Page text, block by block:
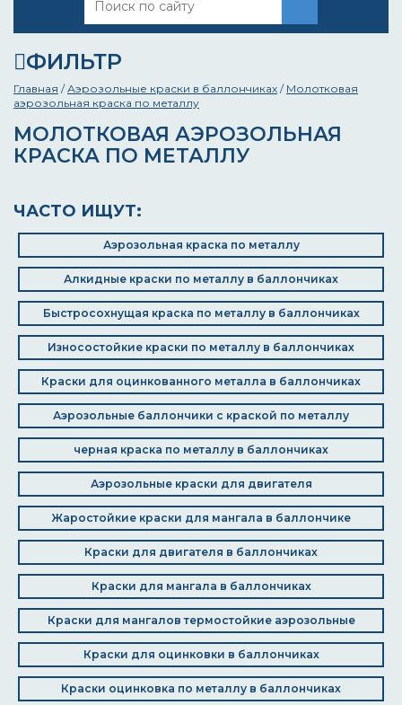
ФИЛЬТР
Главная /Аэрозольные краски в баллончиках / Молотковая
аэрозольная краска по металлу
МОЛОТКОВАЯ АЭРОЗОЛЬНАЯ
КРАСКА ПО МЕТАЛЛУ
ЧАСТО ИЩУТ:
Аэрозольная краска по металлу
Алкидные краски по металлу в баллончиках
Быстросохнущая краска по металлу в баллончиках
Износостойкие краски по металлу в баллончиках
Краски для оцинкованного металла в баллончиках
Аэрозольные баллончики с краской по металлу
черная краска по металлу в баллончиках
Аэрозольные краски для двигателя
Жаростойкие краски для мангала в баллончике
Краски для двигателя в баллончиках
Краски для мангала в баллончиках
Краски для мангалов термостойкие аэрозольные
Краски для оцинковки в баллончиках
Краски оцинковка по металлу в баллончиках